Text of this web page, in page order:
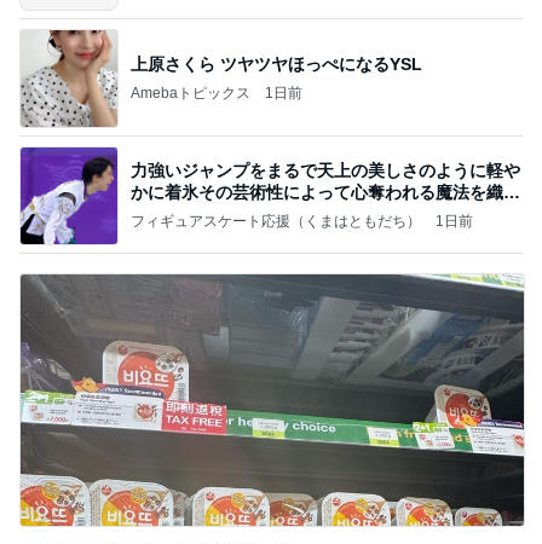
上原さくら ツヤツヤほっぺになるYSL
Amebaトピックス 1日前
力強いジャンプをまるで天上の美しさのように軽や
かに着氷その芸術性によって心奪われる魔法を織り
なす
フィギュアスケート応援（くまはともだち） 1日前